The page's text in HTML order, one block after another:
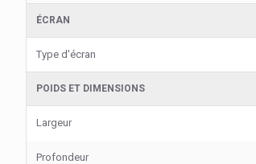
ÉCRAN
Type d'écran
POIDS ET DIMENSIONS
Largeur
Profondeur